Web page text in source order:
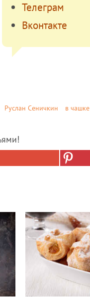
Телеграм
Вконтакте
Руслан Сеничкин в чашке